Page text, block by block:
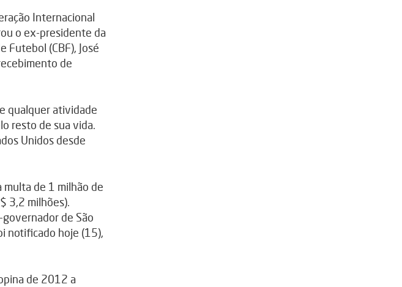
Internacional
o ex-presidente da
Futebol (CBF), José
de
qualquer atividade
resto de sua vida.
Unidos desde
multa de 1 milhão de
3,2 milhões).
de São
notificado hoje (15),
de 2012 a